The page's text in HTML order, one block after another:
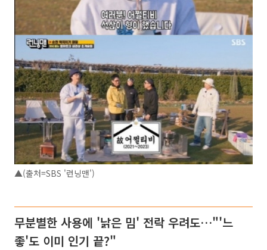
▲(출처=SBS '런닝맨')
무분별한 사용에 '낡은 밈' 전락 우려도…"'느
좋'도 이미 인기 끝?"